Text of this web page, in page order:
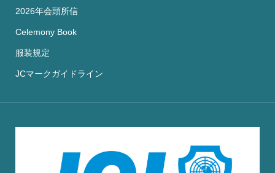
2026年会頭所信
Celemony Book
服装規定
JCマークガイドライン